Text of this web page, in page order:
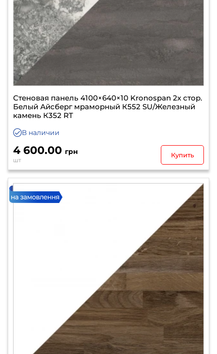
Стеновая панель 4100×640×10 Kronospan 2х стор.
Белый Айсберг мраморный К552 SU/Железный
камень К352 RT
В наличии
4 600.00 грн
шт
Купить